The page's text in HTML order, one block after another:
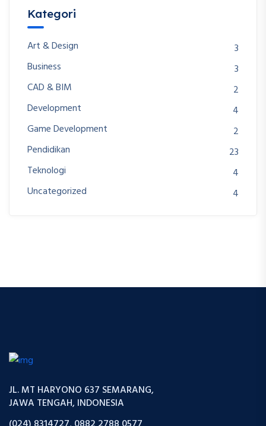
Kategori
Art & Design
3
Business
3
CAD & BIM
2
Development
4
Game Development
2
Pendidikan
23
Teknologi
4
Uncategorized
4
JL. MT HARYONO 637 SEMARANG,
JAWA TENGAH, INDONESIA